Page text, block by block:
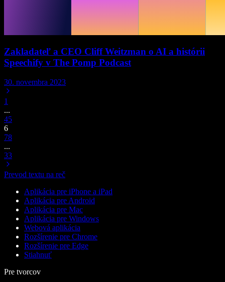
Zakladateľ a CEO Cliff Weitzman o AI a histórii
Speechify v The Pomp Podcast
30. novembra 2023
1
...
45
6
78
...
33
Prevod textu na reč
Aplikácia pre iPhone a iPad
Aplikácia pre Android
Aplikácia pre Mac
Aplikácia pre Windows
Webová aplikácia
Rozšírenie pre Chrome
Rozšírenie pre Edge
Stiahnuť
Pre tvorcov